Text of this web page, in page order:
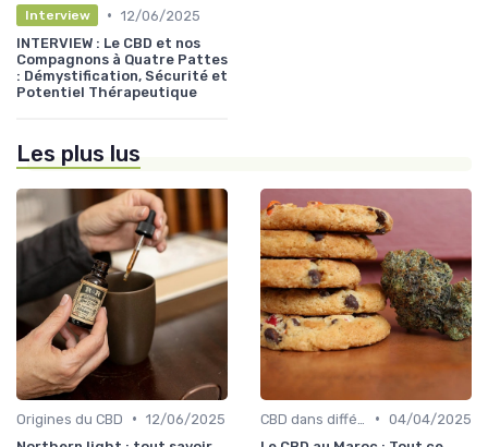
Interview • 12/06/2025
INTERVIEW : Le CBD et nos
Compagnons à Quatre Pattes
: Démystification, Sécurité et
Potentiel Thérapeutique
Les plus lus
Origines du CBD • 12/06/2025
• 04/04/2025